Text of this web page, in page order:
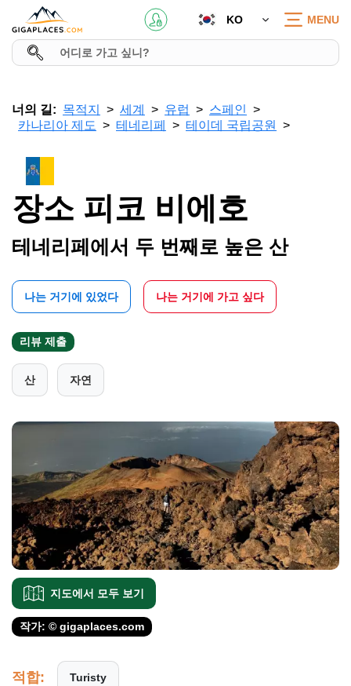
KO MENU
너의 길: 목적지 세계 유럽
스페인
카나리아 제도
테네리페 테이데 국립공원
장소 피코 비에호
테네리페에서 두 번째로 높은 산
나는 거기에 있었다 나는 거기에 가고 싶다
리뷰 제출
산 자연
지도에서 모두 보기
작가: © gigaplaces.com
적합: Turisty